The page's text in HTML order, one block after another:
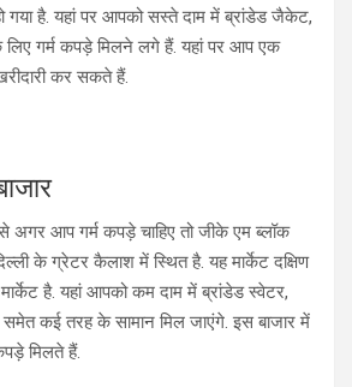
गया है. यहां पर आपको सस्ते दाम में ब्रांडेड जैकेट,
लिए गर्म कपड़े मिलने लगे हैं. यहां पर आप एक
कर सकते हैं.
अगर आप गर्म कपड़े चाहिए तो जीके एम ब्लॉक
के ग्रेटर कैलाश में स्थित है. यह मार्केट दक्षिण
है. यहां आपको कम दाम में ब्रांडेड स्वेटर,
कई तरह के सामान मिल जाएंगे. इस बाजार में
मिलते हैं.